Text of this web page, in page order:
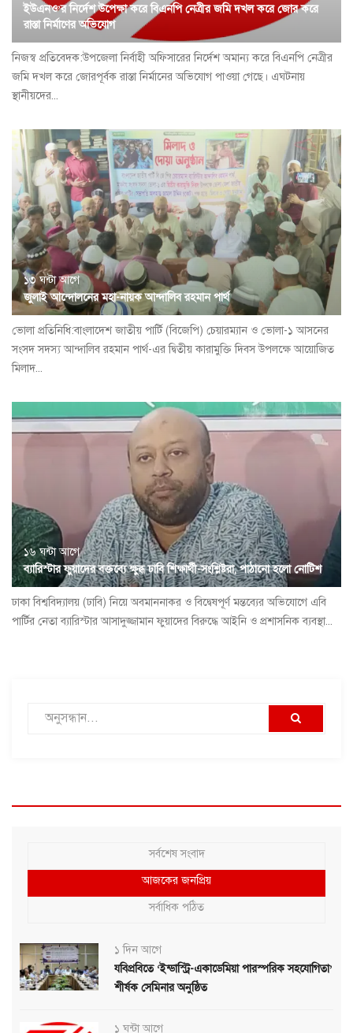
ইউএনও’র নির্দেশ উপেক্ষা করে বিএনপি নেত্রীর জমি দখল করে জোর করে
রাস্তা নির্মাণের অভিযোগ
নিজস্ব প্রতিবেদক:উপজেলা নির্বাহী অফিসারের নির্দেশ অমান্য করে বিএনপি নেত্রীর
জমি দখল করে জোরপূর্বক রাস্তা নির্মানের অভিযোগ পাওয়া গেছে। এঘটনায়
স্থানীয়দের...
১৩ ঘন্টা আগে
জুলাই আন্দোলনের মহা-নায়ক আন্দালিব রহমান পার্থ
ভোলা প্রতিনিধি:বাংলাদেশ জাতীয় পার্টি (বিজেপি) চেয়ারম্যান ও ভোলা-১ আসনের
সংসদ সদস্য আন্দালিব রহমান পার্থ-এর দ্বিতীয় কারামুক্তি দিবস উপলক্ষে আয়োজিত
মিলাদ...
১৬ ঘন্টা আগে
ব্যারিস্টার ফুয়াদের বক্তব্যে ক্ষুব্ধ ঢাবি শিক্ষার্থী-সংশ্লিষ্টরা, পাঠানো হলো নোটিশ
ঢাকা বিশ্ববিদ্যালয় (ঢাবি) নিয়ে অবমাননাকর ও বিদ্বেষপূর্ণ মন্তব্যের অভিযোগে এবি
পার্টির নেতা ব্যারিস্টার আসাদুজ্জামান ফুয়াদের বিরুদ্ধে আইনি ও প্রশাসনিক ব্যবস্থা...
সর্বশেষ সংবাদ
আজকের জনপ্রিয়
সর্বাধিক পঠিত
১ দিন আগে
যবিপ্রবিতে ‘ইন্ডাস্ট্রি-একাডেমিয়া পারস্পরিক সহযোগিতা’
শীর্ষক সেমিনার অনুষ্ঠিত
১ ঘন্টা আগে